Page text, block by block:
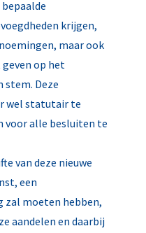
krijgen,
maar ook
op het
stem. Deze
wel statutair te
voor alle besluiten te
van deze nieuwe
een
moeten hebben,
aandelen en daarbij